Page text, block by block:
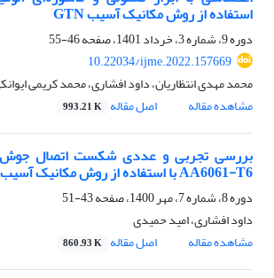
استفاده از روش مکانیک آسیب GTN
دوره 9، شماره 3، خرداد 1401، صفحه
46-55
10.22034/ijme.2022.157669
محمد مهدی انتظاریان، داود افشاری، محمد کریمی
مشاهده مقاله
اصل مقاله 993.21 K
بررسی تجربی و عددی شکست اتصال جوش
AA6061-T6 با استفاده از روش مکانیک آسیب GTN
دوره 8، شماره 7، مهر 1400، صفحه
43-51
داود افشاری، امید حمیدی
مشاهده مقاله
اصل مقاله 860.93 K